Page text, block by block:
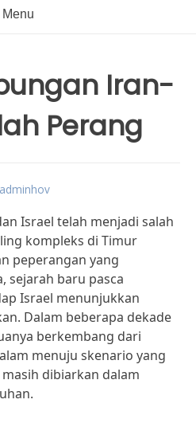
Menu
Iran-
Perang
adminhov
Israel telah menjadi salah
kompleks di Timur
peperangan yang
sejarah baru pasca
Israel menunjukkan
Dalam beberapa dekade
berkembang dari
menuju skenario yang
dibiarkan dalam